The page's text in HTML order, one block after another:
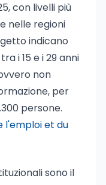
con livelli più
nelle regioni
indicano
i 15 e i 29 anni
non
per
persone.
l'emploi et du
sono il